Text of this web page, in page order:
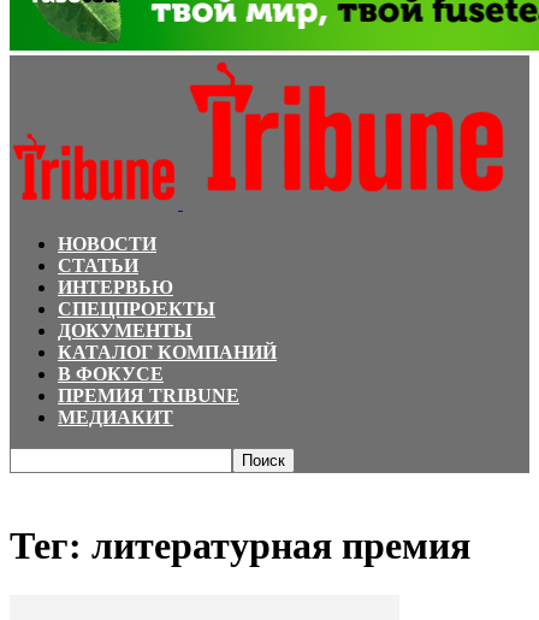
НОВОСТИ
СТАТЬИ
ИНТЕРВЬЮ
СПЕЦПРОЕКТЫ
ДОКУМЕНТЫ
КАТАЛОГ КОМПАНИЙ
В ФОКУСЕ
ПРЕМИЯ TRIBUNE
МЕДИАКИТ
Тег: литературная премия